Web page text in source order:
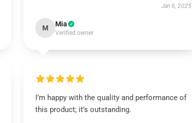
Jan 6, 2025
M Mia
Verified owner
I’m happy with the quality and performance of
this product; it’s outstanding.